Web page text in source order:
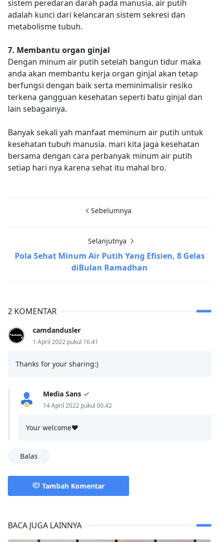
sistem peredaran darah pada manusia. air putih
adalah kunci dari kelancaran sistem sekresi dan
metabolisme tubuh.
7. Membantu organ ginjal
Dengan minum air putih setelah bangun tidur maka
anda akan membantu kerja organ ginjal akan tetap
berfungsi dengan baik serta meminimalisir resiko
terkena gangguan kesehatan seperti batu ginjal dan
lain sebagainya.
Banyak sekali yah manfaat meminum air putih untuk
kesehatan tubuh manusia. mari kita jaga kesehatan
bersama dengan cara perbanyak minum air putih
setiap hari nya karena sehat itu mahal bro.
Sebelumnya
Selanjutnya
Pola Sehat Minum Air Putih Yang Efisien, 8 Gelas
diBulan Ramadhan
2 KOMENTAR
camdandusler
1 April 2022 pukul 16.41
Thanks for your sharing:)
Media Sans
14 April 2022 pukul 00.42
Your welcome❤
Balas
Tambah Komentar
BACA JUGA LAINNYA